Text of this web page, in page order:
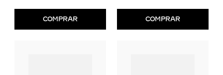
COMPRAR COMPRAR